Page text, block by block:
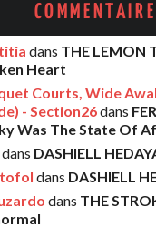
AMELIA
Léo · 9
THE LEMON
Léo· 5
dans THE LEMON
Heart
Courts, Wide
- Section26dans
Was The State Of
dans DASHIELL
dans DASHIELL
dans THE